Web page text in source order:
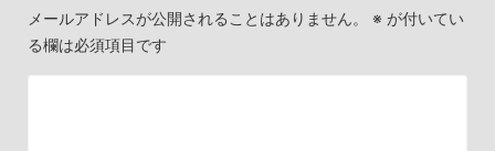
メールアドレスが公開されることはありません。 ※ が付いてい
る欄は必須項目です